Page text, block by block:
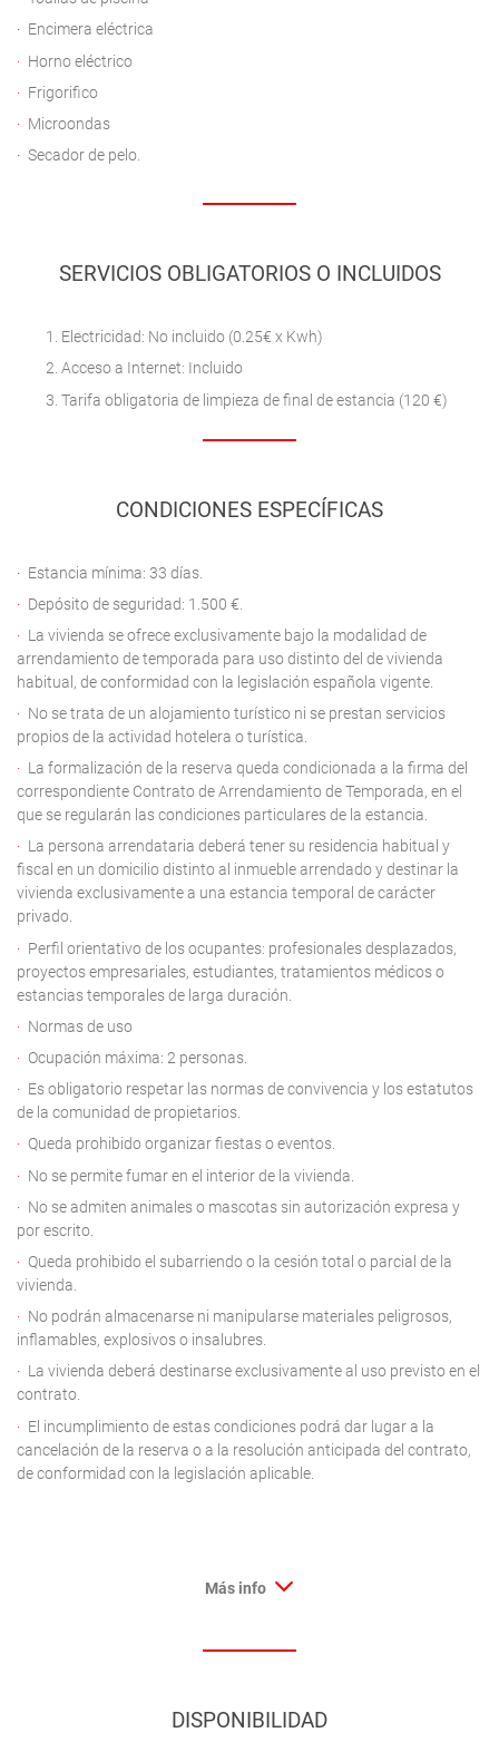
Encimera eléctrica
Horno eléctrico
Frigorifico
Microondas
Secador de pelo.
SERVICIOS OBLIGATORIOS O INCLUIDOS
Electricidad: No incluido (0.25€ x Kwh)
Acceso a Internet: Incluido
Tarifa obligatoria de limpieza de final de estancia (120 €)
CONDICIONES ESPECÍFICAS
Estancia mínima: 33 días.
Depósito de seguridad: 1.500 €.
La vivienda se ofrece exclusivamente bajo la modalidad de
arrendamiento de temporada para uso distinto del de vivienda
habitual, de conformidad con la legislación española vigente.
No se trata de un alojamiento turístico ni se prestan servicios
propios de la actividad hotelera o turística.
La formalización de la reserva queda condicionada a la firma del
correspondiente Contrato de Arrendamiento de Temporada, en el
que se regularán las condiciones particulares de la estancia.
La persona arrendataria deberá tener su residencia habitual y
fiscal en un domicilio distinto al inmueble arrendado y destinar la
vivienda exclusivamente a una estancia temporal de carácter
privado.
Perfil orientativo de los ocupantes: profesionales desplazados,
proyectos empresariales, estudiantes, tratamientos médicos o
estancias temporales de larga duración.
Normas de uso
Ocupación máxima: 2 personas.
Es obligatorio respetar las normas de convivencia y los estatutos
de la comunidad de propietarios.
Queda prohibido organizar fiestas o eventos.
No se permite fumar en el interior de la vivienda.
No se admiten animales o mascotas sin autorización expresa y
por escrito.
Queda prohibido el subarriendo o la cesión total o parcial de la
vivienda.
No podrán almacenarse ni manipularse materiales peligrosos,
inflamables, explosivos o insalubres.
La vivienda deberá destinarse exclusivamente al uso previsto en el
contrato.
El incumplimiento de estas condiciones podrá dar lugar a la
cancelación de la reserva o a la resolución anticipada del contrato,
de conformidad con la legislación aplicable.
Más info
DISPONIBILIDAD